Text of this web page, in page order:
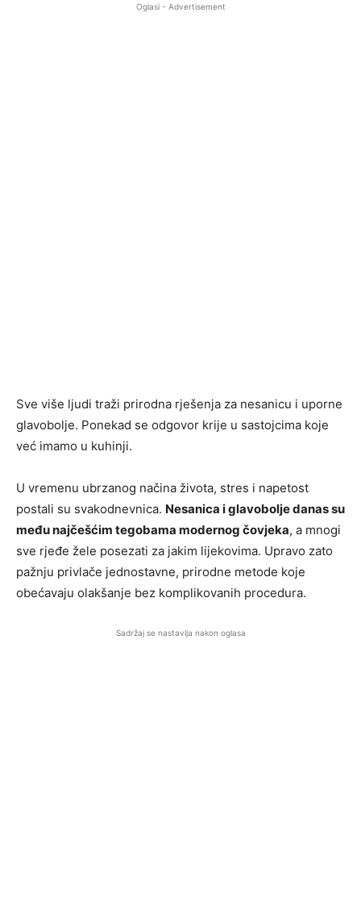
Oglasi - Advertisement
Sve više ljudi traži prirodna rješenja za nesanicu i uporne
glavobolje. Ponekad se odgovor krije u sastojcima koje
već imamo u kuhinji.
U vremenu ubrzanog načina života, stres i napetost
postali su svakodnevnica. Nesanica i glavobolje danas su
među najčešćim tegobama modernog čovjeka, a mnogi
sve rjeđe žele posezati za jakim lijekovima. Upravo zato
pažnju privlače jednostavne, prirodne metode koje
obećavaju olakšanje bez komplikovanih procedura.
Sadržaj se nastavlja nakon oglasa